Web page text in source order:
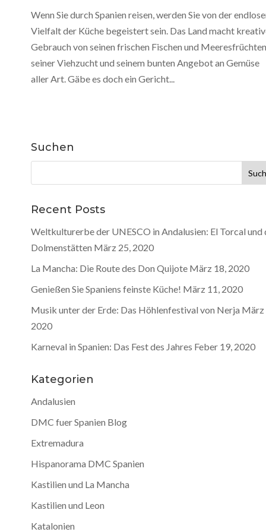
Wenn Sie durch Spanien reisen, werden Sie von der
Vielfalt der Küche begeistert sein. Das Land macht
Gebrauch von seinen frischen Fischen und
seiner Viehzucht und seinem bunten Angebot an Gemüse
aller Art. Gäbe es doch ein Gericht...
Suchen
nach:
Recent Posts
Weltkulturerbe der UNESCO in Andalusien: El Torcal und
Dolmenstätten März 25, 2020
La Mancha: Die Route des Don Quijote März 18, 2020
Genießen Sie Spaniens feinste Küche! März 11, 2020
Musik unter der Erde: Das Höhlenfestival von Nerja März
2020
Karneval in Spanien: Das Fest des Jahres Feber 19, 2020
Kategorien
Andalusien
DMC fuer Spanien Blog
Extremadura
Hispanorama DMC Spanien
Kastilien und La Mancha
Kastilien und Leon
Katalonien